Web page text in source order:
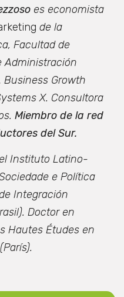
es economista
de la
Facultad de
Administración
Business Growth
X. Consultora
Miembro de la red
del Sur.
Instituto Latino-
e Política
Integración
Doctor en
Hautes Études en